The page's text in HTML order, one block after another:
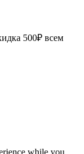
500₽ всем